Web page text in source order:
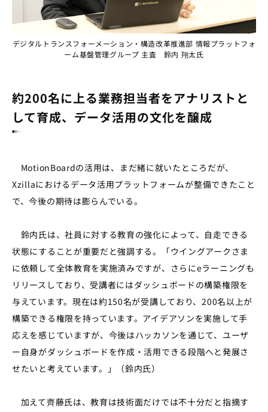
デジタルトランスフォーメーション・構造改革推進部 情報プラットフォ
ーム基盤管理グループ 主査 鈴内 翔太氏
約200名に上る業務担当者をアナリストと
して育成、データ活用の文化を醸成
MotionBoardの活用は、まだ緒に就いたところだが、
Xzillaにおけるデータ活用プラットフォームが整備できたこと
で、今後の期待は膨らんでいる。
鈴内氏は、社員に対する教育の強化によって、自走できる
状態にすることが重要だと強調する。「ウイングアークさま
に依頼して全体教育を実施済みですが、さらにeラーニングも
リリースしており、受講者にはダッシュボードの構築権限を
与えています。現在は約150名が受講しており、200名以上が
構築できる権限を持っています。アイデアソンを実施して手
応えを感じていますが、今後はハッカソンを通じて、ユーザ
ー自身がダッシュボードを作成・活用できる段階へと発展さ
せたいと考えています。」（鈴内氏）
加えて齊藤氏は、教育は技術面だけでは不十分だと指摘す